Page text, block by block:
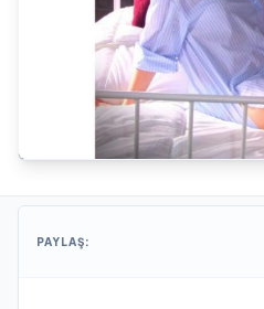
PAYLAŞ: